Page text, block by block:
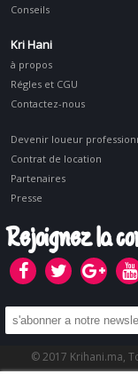
Conseils
Kri Hani
à propos
Régles et CGU
Contactez-nous
Devenir loueur
Contrat de location
Partenaires
Presse
Rejoignez la
© 2017 Krihani.ma,